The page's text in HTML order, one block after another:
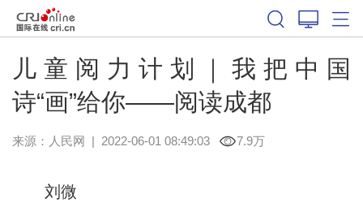
儿童阅力计划｜我把中国
诗“画”给你——阅读成都
来源： 人民网 | 2022-06-01 08:49:03 7.9万
刘微